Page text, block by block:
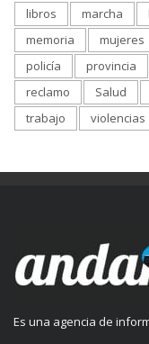
libros
marcha
memoria
mujeres
policía
provincia
reclamo
Salud
trabajo
violencias
Es una agencia de